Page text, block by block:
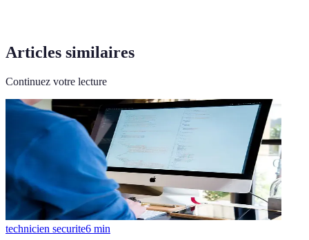
Articles similaires
Continuez votre lecture
technicien securite6 min